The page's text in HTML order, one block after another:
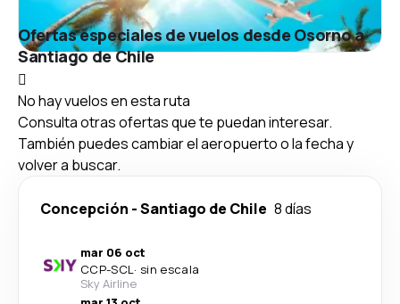
Ofertas especiales de vuelos desde Osorno a
Santiago de Chile
No hay vuelos en esta ruta
Consulta otras ofertas que te puedan interesar.
También puedes cambiar el aeropuerto o la fecha y
volver a buscar.
Concepción -Santiago de Chile 8 días
mar 06 oct
CCP-SCL· sin escala
Sky Airline